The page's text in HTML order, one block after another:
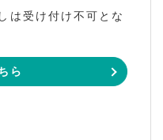
は受け付け不可とな
ら